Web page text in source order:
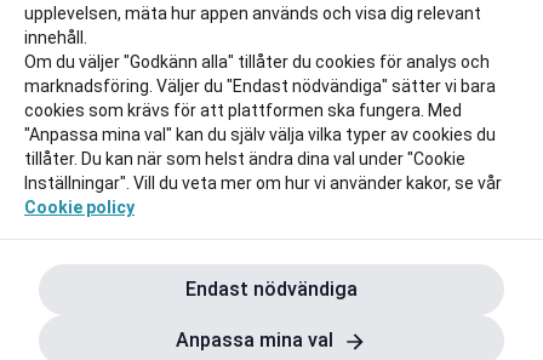
upplevelsen, mäta hur appen används och visa dig relevant
innehåll.
Om du väljer "Godkänn alla" tillåter du cookies för analys och
marknadsföring. Väljer du "Endast nödvändiga" sätter vi bara
cookies som krävs för att plattformen ska fungera. Med
"Anpassa mina val" kan du själv välja vilka typer av cookies du
tillåter. Du kan när som helst ändra dina val under "Cookie
Inställningar". Vill du veta mer om hur vi använder kakor, se vår
Cookie policy
Endast nödvändiga
Anpassa mina val